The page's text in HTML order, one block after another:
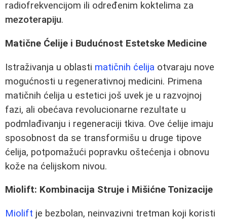
radiofrekvencijom ili određenim koktelima za
mezoterapiju.
Matične Ćelije i Budućnost Estetske Medicine
Istraživanja u oblasti matičnih ćelija otvaraju nove
mogućnosti u regenerativnoj medicini. Primena
matičnih ćelija u estetici još uvek je u razvojnoj
fazi, ali obećava revolucionarne rezultate u
podmlađivanju i regeneraciji tkiva. Ove ćelije imaju
sposobnost da se transformišu u druge tipove
ćelija, potpomažući popravku oštećenja i obnovu
kože na ćelijskom nivou.
Miolift: Kombinacija Struje i Mišićne Tonizacije
Miolift je bezbolan, neinvazivni tretman koji koristi